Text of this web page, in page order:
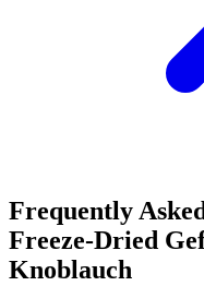
Frequently
Freeze-Dried
Knoblauch